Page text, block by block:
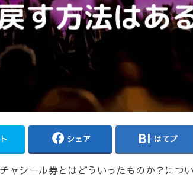
シェア はてブ
ャシール券とはどういったものか？につ